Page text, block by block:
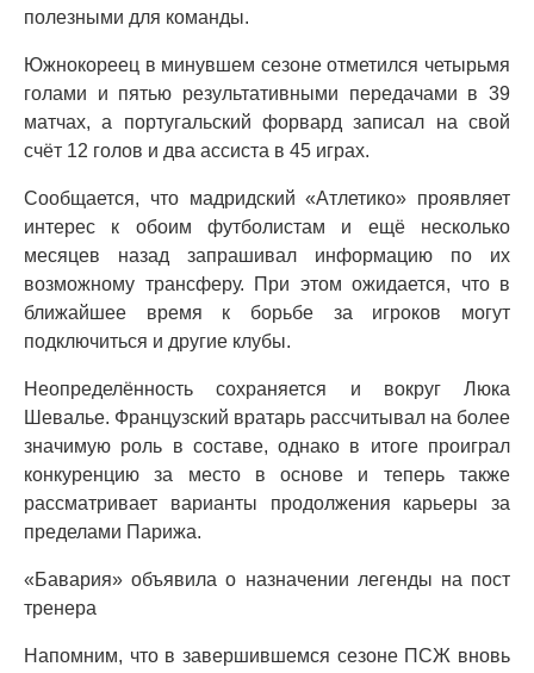
полезными для команды.
Южнокореец в минувшем сезоне отметился четырьмя
голами и пятью результативными передачами в 39
матчах, а португальский форвард записал на свой
счёт 12 голов и два ассиста в 45 играх.
Сообщается, что мадридский «Атлетико» проявляет
интерес к обоим футболистам и ещё несколько
месяцев назад запрашивал информацию по их
возможному трансферу. При этом ожидается, что в
ближайшее время к борьбе за игроков могут
подключиться и другие клубы.
Неопределённость сохраняется и вокруг Люка
Шевалье. Французский вратарь рассчитывал на более
значимую роль в составе, однако в итоге проиграл
конкуренцию за место в основе и теперь также
рассматривает варианты продолжения карьеры за
пределами Парижа.
«Бавария» объявила о назначении легенды на пост
тренера
Напомним, что в завершившемся сезоне ПСЖ вновь